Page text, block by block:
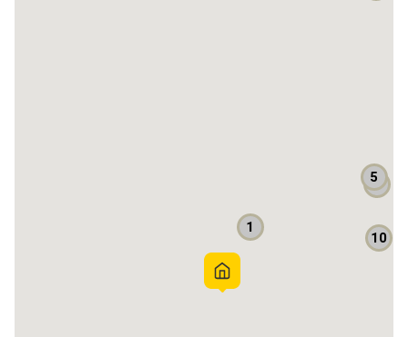
1
4
5
10